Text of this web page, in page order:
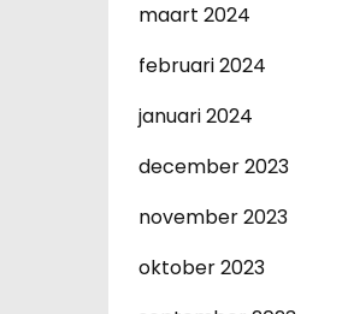
maart 2024
februari 2024
januari 2024
december 2023
november 2023
oktober 2023